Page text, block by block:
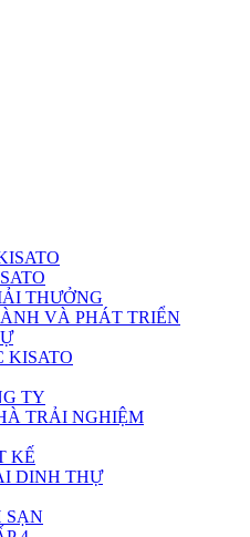
THƯỞNG
VÀ PHÁT TRIỂN
KISATO
TY
TRẢI NGHIỆM
KẾ
DINH THỰ
SẠN